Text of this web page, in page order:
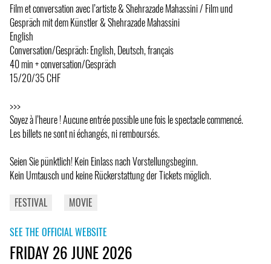
Film et conversation avec l’artiste & Shehrazade Mahassini / Film und
Gespräch mit dem Künstler & Shehrazade Mahassini
English
Conversation/Gespräch: English, Deutsch, français
40 min + conversation/Gespräch
15/20/35 CHF
>>>
Soyez à l’heure ! Aucune entrée possible une fois le spectacle commencé.
Les billets ne sont ni échangés, ni remboursés.
Seien Sie pünktlich! Kein Einlass nach Vorstellungsbeginn.
Kein Umtausch und keine Rückerstattung der Tickets möglich.
FESTIVAL
MOVIE
SEE THE OFFICIAL WEBSITE
FRIDAY 26 JUNE 2026